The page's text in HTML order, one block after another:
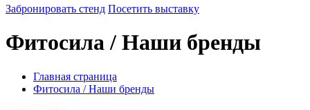
Забронировать стенд Посетить выставку
Фитосила / Наши бренды
Главная страница
Фитосила / Наши бренды